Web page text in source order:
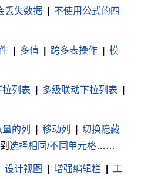
丢失数据
不使用公式的四
多值 跨多表操作
模
列表 多级联动下拉列表
的列 移动列
切换隐藏
选择相同/不同单元格……
设计视图 增强编辑栏
工